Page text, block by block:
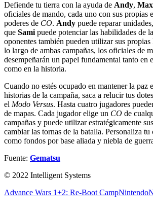
Defiende tu tierra con la ayuda de Andy, Max
oficiales de mando, cada uno con sus propias
poderes de CO. Andy puede reparar
que Sami puede potenciar las habilidades de
oponentes también pueden utilizar sus propias
lo largo de ambas campañas, los oficiales de
desempeñarán un papel fundamental tanto en
como en la historia.
Cuando no estés ocupado en mantener la paz
historias de la campaña, saca a relucir tus
el Modo Versus. Hasta cuatro jugadores
de mapas. Cada jugador elige un CO de
campañas y puede utilizar estratégicamente
cambiar las tornas de la batalla. Personaliza
como fondos por base aliada y niebla de
Fuente: Gematsu
© 2022 Intelligent Systems
Advance Wars 1+2: Re-Boot CampNintendo